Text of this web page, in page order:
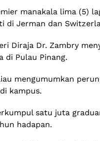
manakala lima (5)
di Jerman dan
Diraja Dr. Zambry
di Pulau Pinang.
mengumumkan
kampus.
satu juta
hadapan.